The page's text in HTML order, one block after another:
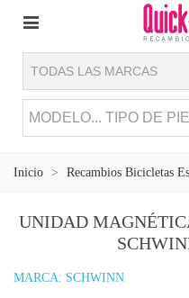
TODAS LAS MARCAS
Inicio > Recambios Bicicletas
UNIDAD
MARCA: SCHWINN